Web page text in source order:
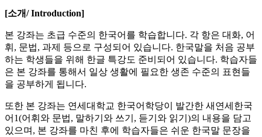
[소개/ Introduction]
본 강좌는 초급 수준의 한국어를 학습합니다. 각 항은 대화, 어
휘, 문법, 과제 등으로 구성되어 있습니다. 한국말을 처음 공부
하는 학생들을 위해 한글 특강도 준비되어 있습니다. 학습자들
은 본 강좌를 통해서 일상 생활에 필요한 생존 수준의 표현들
을 공부하게 됩니다.
또한 본 강좌는 연세대학교 한국어학당이 발간한 새연세한국
어1(어휘와 문법, 말하기와 쓰기, 듣기와 읽기)의 내용을 담고
있으며, 본 강좌를 마친 후에 학습자들은 쉬운 한국말 문장을